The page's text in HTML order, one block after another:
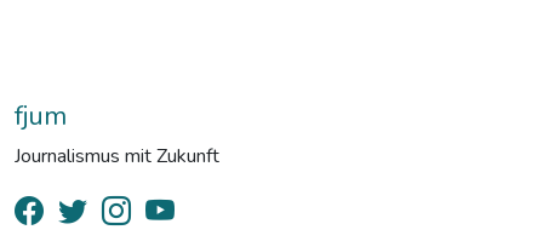
fjum
Journalismus mit Zukunft